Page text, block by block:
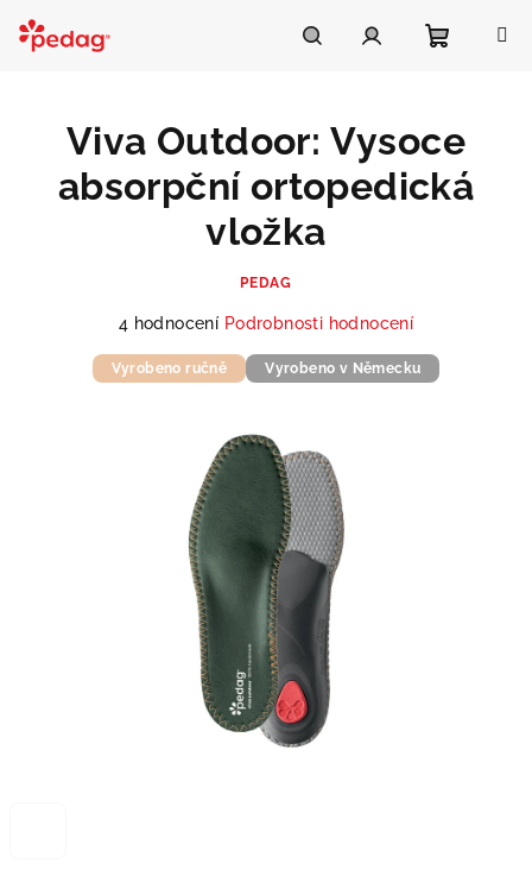
obsah
košík
Viva Outdoor: Vysoce
absorpční ortopedická
vložka
PEDAG
Průměrné
produktu
hvězdiček.
4 hodnocení Podrobnosti hodnocení
Vyrobeno ručně Vyrobeno v Německu
Asistent Pedag